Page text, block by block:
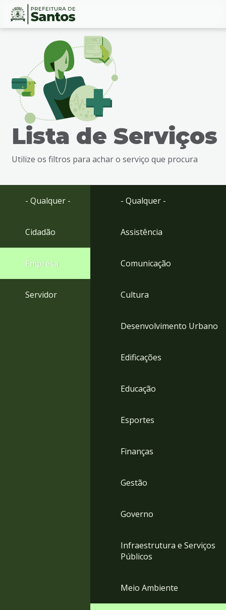
Ir
busca
Ir
Conteúdo
Lista de Serviços
Utilize os filtros para achar o serviço que procura
- Qualquer -
Cidadão
Empresa
Servidor
- Qualquer -
Assistência
Comunicação
Cultura
Desenvolvimento Urbano
Edificações
Educação
Esportes
Finanças
Gestão
Governo
Infraestrutura e Serviços
Públicos
Meio Ambiente